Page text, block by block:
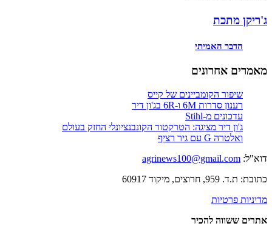
ג'ריקן מתכת
הדבר האמיתי
מאמרים אחרונים
שיפור הקומביינים של קייס
רענון סדרות 6M ו-6R בג'ון דיר
עדכונים מ-Stihl
ג'ון דיר מציגה: הטרקטור הקונבנציונלי החזק בעולם
ואלטרה G עם גיר רציף
דוא"ל: agrinews100@gmail.com
כתובת: ת.ד. 959, חרוצים, מיקוד 60917
מדיניות פרטיות
אתרים ששווה להכיר